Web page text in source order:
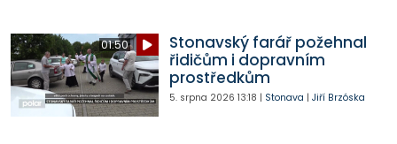
01:50
Stonavský farář požehnal
řidičům i dopravním
prostředkům
5. srpna 2026 13:18 | Stonava | Jiří Brzóska